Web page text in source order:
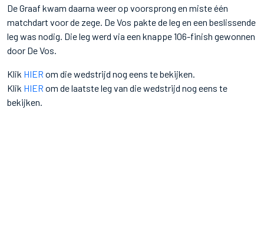
De Graaf kwam daarna weer op voorsprong en miste één
matchdart voor de zege. De Vos pakte de leg en een beslissende
leg was nodig. Die leg werd via een knappe 106-finish gewonnen
door De Vos.
Klik HIER om die wedstrijd nog eens te bekijken.
Klik HIER om de laatste leg van die wedstrijd nog eens te
bekijken.